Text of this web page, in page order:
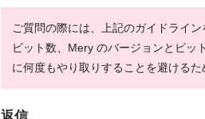
ご質問の際には、上記のガイドライ
ビット数、Mery のバージョンとビッ
に何度もやり取りすることを避ける